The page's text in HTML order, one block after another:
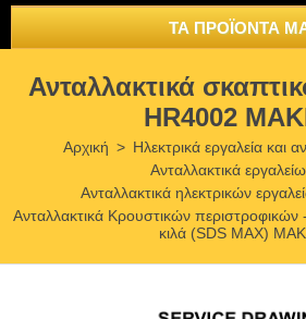
ΤΑ ΠΡΟΪΟΝΤΑ
Ανταλλακτικά
HR4002
Αρχική > Ηλεκτρικά εργαλεία και
Ανταλλακτικά
Ανταλλακτικά ηλεκτρικών
Ανταλλακτικά Κρουστικών
κιλά (SDS MAX)